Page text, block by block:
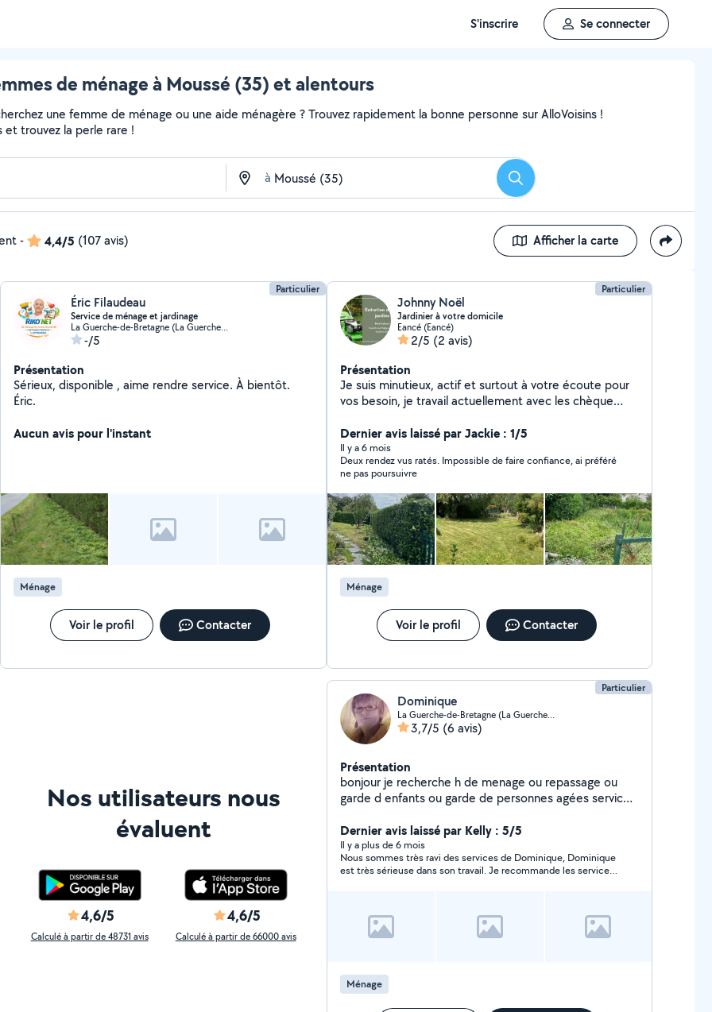
S'inscrire Se connecter
de ménage à Moussé (35) et alentours
une femme de ménage ou une aide ménagère ? Trouvez rapidement la bonne personne sur AlloVoisins !
et trouvez la perle rare !
à Rechercher
- 4,4/5 (107 avis) Afficher la carte
Particulier
Éric Filaudeau
Service de ménage et jardinage
La Guerche-de-Bretagne (La Guerche-de-Bretagne)
-/5
Présentation
Sérieux, disponible , aime rendre service. À bientôt.
Éric.
Aucun avis pour l'instant
Ménage
Voir le profil Contacter
Particulier
Johnny Noël
Jardinier à votre domicile
Eancé (Eancé)
2/5 (2 avis)
Présentation
Je suis minutieux, actif et surtout à votre écoute pour
vos besoin, je travail actuellement avec les chèque
vous. Je reste à votre disposition pour toute demande
concernant le jardinage, ainsi que les petits travaux
d'intérieur, ( peinture, tapisserie) Cordialement.
Dernier avis laissé par Jackie : 1/5
Il y a 6 mois
Deux rendez vus ratés. Impossible de faire confiance, ai préféré
ne pas poursuivre
Ménage
Voir le profil Contacter
Nos utilisateurs nous
évaluent
4,6/5
Calculé à partir de 48731 avis
4,6/5
Calculé à partir de 66000 avis
Particulier
Dominique
La Guerche-de-Bretagne (La Guerche-de-Bretagne)
3,7/5 (6 avis)
Présentation
bonjour je recherche h de menage ou repassage ou
garde d enfants ou garde de personnes agées service
Dernier avis laissé par Kelly : 5/5
Il y a plus de 6 mois
Nous sommes très ravi des services de Dominique, Dominique
est très sérieuse dans son travail. Je recommande les services
Ménage